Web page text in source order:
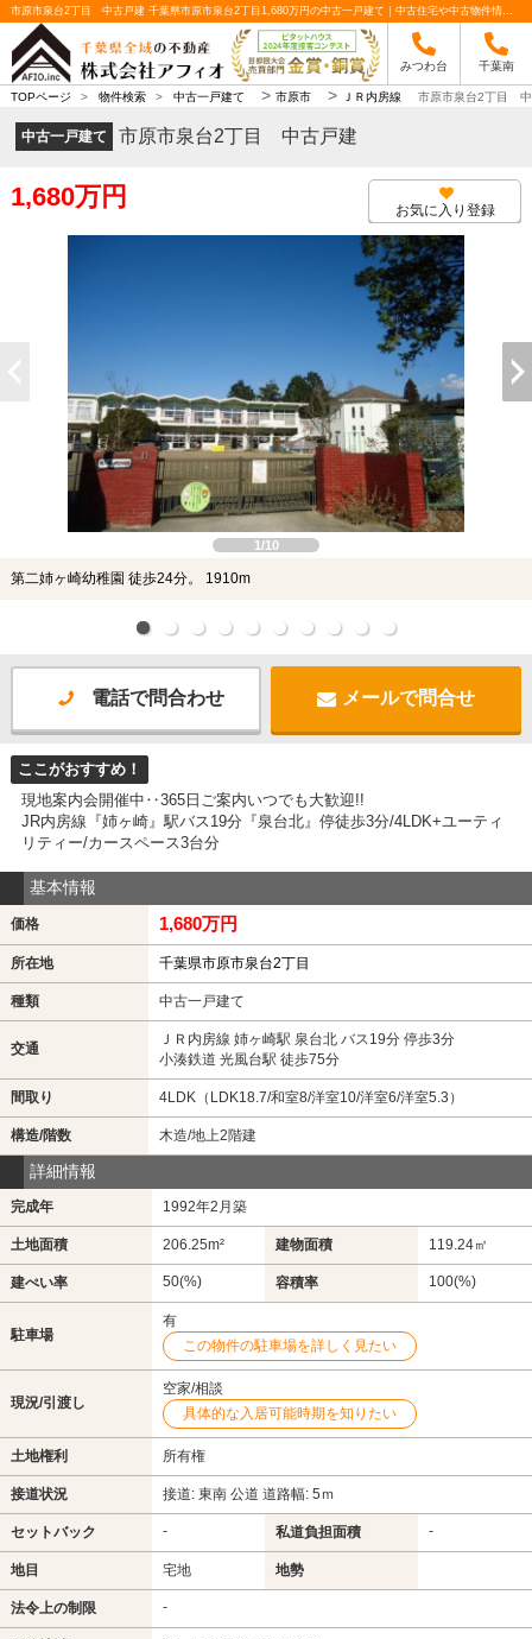
市原市泉台2丁目 中古戸建 千葉県市原市泉台2丁目1,680万円の中古一戸建て｜中古住宅や中古物件情報｜株式会社アフィオ
みつわ台 千葉南
TOPページ > 物件検索 > 中古一戸建て > 市原市 > ＪＲ内房線 市原市泉台2丁目
中古一戸建て 市原市泉台2丁目 中古戸建
1,680万円 お気に入り登録
1/10
第二姉ヶ崎幼稚園 徒歩24分。 1910m
電話で問合わせ メールで問合せ
ここがおすすめ！
現地案内会開催中‥365日ご案内いつでも大歓迎!!
JR内房線『姉ヶ崎』駅バス19分『泉台北』停徒歩3分/4LDK+ユーティ
リティー/カースペース3台分
基本情報
価格 1,680万円
所在地 千葉県市原市泉台2丁目
種類 中古一戸建て
交通
ＪＲ内房線 姉ヶ崎駅 泉台北 バス19分 停歩3分
小湊鉄道 光風台駅 徒歩75分
間取り 4LDK（LDK18.7/和室8/洋室10/洋室6/洋室5.3）
構造/階数 木造/地上2階建
詳細情報
完成年 1992年2月築
土地面積 206.25m² 建物面積 119.24㎡
建ぺい率 50(%) 容積率 100(%)
駐車場
有
この物件の駐車場を詳しく見たい
現況/引渡し
空家/相談
具体的な入居可能時期を知りたい
土地権利 所有権
接道状況 接道: 東南 公道 道路幅: 5ｍ
セットバック - 私道負担面積 -
地目 宅地 地勢
法令上の制限 -